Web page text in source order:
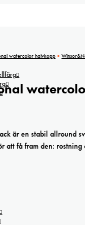
watercolor halvkopp >
är en stabil allround
att få fram den: rostning